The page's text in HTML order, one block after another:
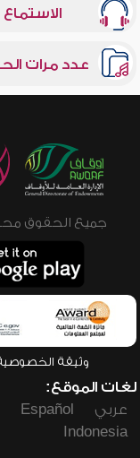
الاستماع
عدد مرات
جميع الحقوق محفوظة © 2026 - 1998
وثيقة
لغات الموقع:
عربي
Español
Indonesia